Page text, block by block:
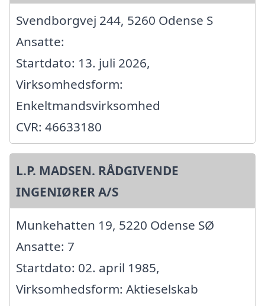
Svendborgvej 244, 5260 Odense S
Ansatte:
Startdato: 13. juli 2026,
Virksomhedsform:
Enkeltmandsvirksomhed
CVR: 46633180
L.P. MADSEN. RÅDGIVENDE
INGENIØRER A/S
Munkehatten 19, 5220 Odense SØ
Ansatte: 7
Startdato: 02. april 1985,
Virksomhedsform: Aktieselskab